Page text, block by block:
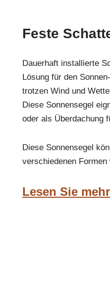
Feste
Dauerhaft installierte
Lösung für den
trotzen Wind und
Diese Sonnensegel
oder als Überdachung
Diese Sonnensegel
verschiedenen
Lesen Sie